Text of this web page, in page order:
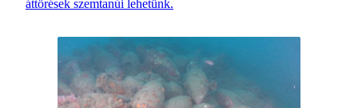
áttörések szemtanúi lehetünk.